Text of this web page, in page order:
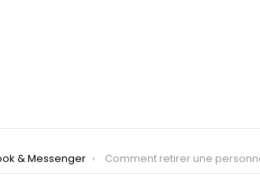
& Messenger Comment retirer une personne sur